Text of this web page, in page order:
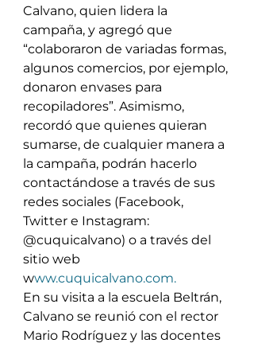
Calvano, quien lidera la
campaña, y agregó que
“colaboraron de variadas formas,
algunos comercios, por ejemplo,
donaron envases para
recopiladores”. Asimismo,
recordó que quienes quieran
sumarse, de cualquier manera a
la campaña, podrán hacerlo
contactándose a través de sus
redes sociales (Facebook,
Twitter e Instagram:
@cuquicalvano) o a través del
sitio web
www.cuquicalvano.com.
En su visita a la escuela Beltrán,
Calvano se reunió con el rector
Mario Rodríguez y las docentes